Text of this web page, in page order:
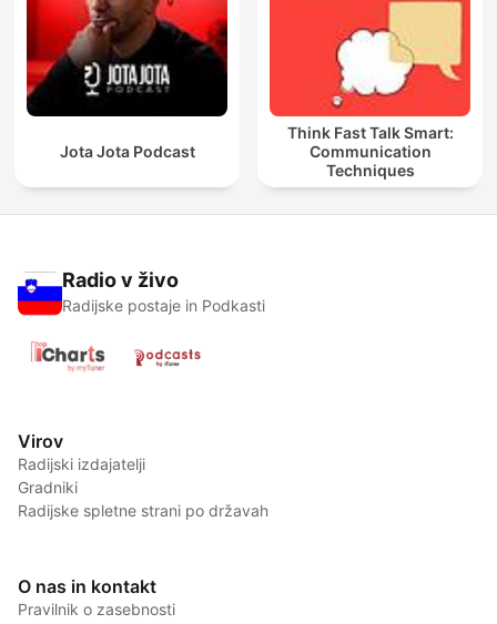
Jota Jota Podcast
Think Fast Talk Smart:
Communication
Techniques
Radio v živo
Radijske postaje in Podkasti
Virov
Radijski izdajatelji
Gradniki
Radijske spletne strani po državah
O nas in kontakt
Pravilnik o zasebnosti